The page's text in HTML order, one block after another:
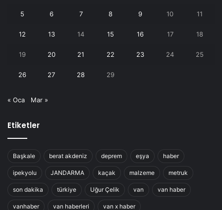
5 6 7 8 9 10 11
12 13 14 15 16 17 18
19 20 21 22 23 24 25
26 27 28 29
« Oca Mar »
Etiketler
Başkale berat akdeniz deprem eşya haber
ipekyolu JANDARMA kaçak malzeme metruk
son dakika türkiye Uğur Çelik van van haber
vanhaber van haberleri van x haber